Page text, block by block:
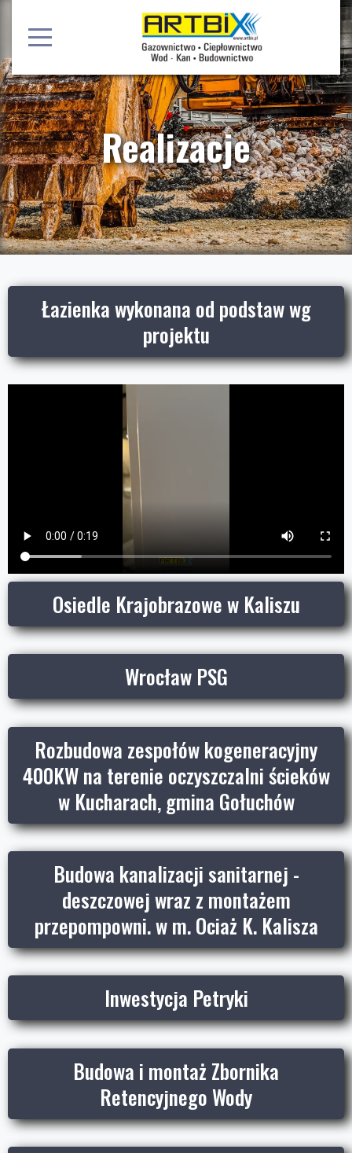
Realizacje
Łazienka wykonana od podstaw wg
projektu
Osiedle Krajobrazowe w Kaliszu
Wrocław PSG
Rozbudowa zespołów kogeneracyjny
400KW na terenie oczyszczalni ścieków
w Kucharach, gmina Gołuchów
Budowa kanalizacji sanitarnej -
deszczowej wraz z montażem
przepompowni. w m. Ociaż K. Kalisza
Inwestycja Petryki
Budowa i montaż Zbornika
Retencyjnego Wody